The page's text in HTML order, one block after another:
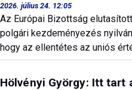
2026. július 24. 12:05
Az Európai Bizottság
polgári kezdeményezés
hogy az ellentétes az uniós
Hölvényi György: Itt tart